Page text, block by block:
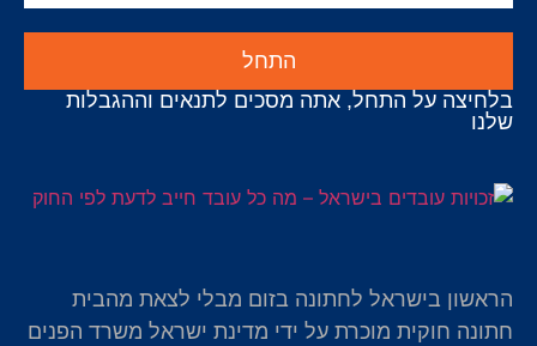
התחל
בלחיצה על התחל, אתה מסכים לתנאים וההגבלות
שלנו
הראשון בישראל לחתונה בזום מבלי לצאת מהבית
חתונה חוקית מוכרת על ידי מדינת ישראל משרד הפנים